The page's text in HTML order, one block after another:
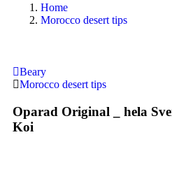
Home
Morocco desert tips
Beary
Morocco desert tips
Oparad Original _ hela
Koi